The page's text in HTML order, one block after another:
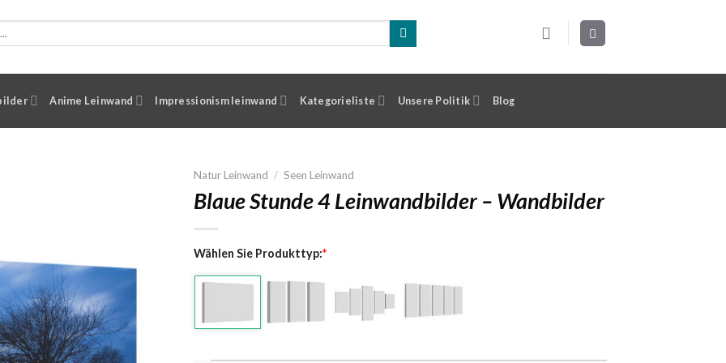
Anime Leinwand Impressionism leinwand Kategorieliste Unsere Politik Blog
Natur Leinwand / Seen Leinwand
Blaue Stunde 4 Leinwandbilder – Wandbilder
Wählen Sie Produkttyp:*